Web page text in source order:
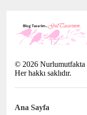
© 2026 Nurlumutfakta
Her hakkı saklıdır.
Ana Sayfa